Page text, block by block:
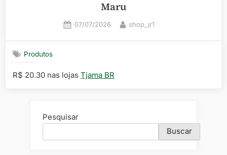
Maru
Posted
07/07/2026 By
shop_jr1
Produtos
R$ 20.30 nas lojas Tjama BR
Pesquisar
Buscar